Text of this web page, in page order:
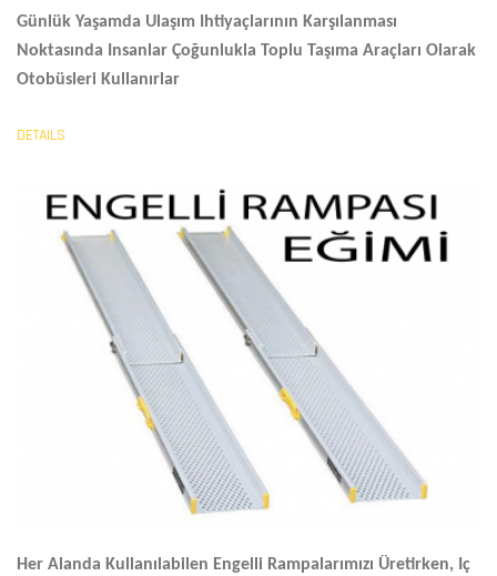
Günlük Yaşamda Ulaşım Ihtiyaçlarının Karşılanması
Noktasında Insanlar Çoğunlukla Toplu Taşıma Araçları Olarak
Otobüsleri Kullanırlar
DETAILS
Her Alanda Kullanılabilen Engelli Rampalarımızı Üretirken, Iç